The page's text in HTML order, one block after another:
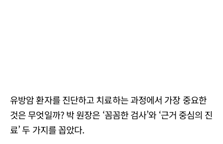
유방암 환자를 진단하고 치료하는 과정에서 가장 중요한
것은 무엇일까? 박 원장은 ‘꼼꼼한 검사’와 ‘근거 중심의 진
료’ 두 가지를 꼽았다.